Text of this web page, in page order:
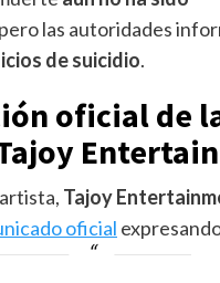
las autoridades
de suicidio.
oficial de
Tajoy
oficial